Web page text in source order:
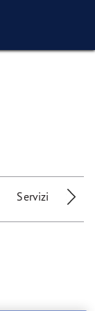
Servizi